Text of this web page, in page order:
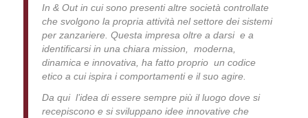
In & Out in cui sono presenti altre società controllate
che svolgono la propria attività nel settore dei sistemi
per zanzariere. Questa impresa oltre a darsi e a
identificarsi in una chiara mission, moderna,
dinamica e innovativa, ha fatto proprio un codice
etico a cui ispira i comportamenti e il suo agire.
Da qui l’idea di essere sempre più il luogo dove si
recepiscono e si sviluppano idee innovative che